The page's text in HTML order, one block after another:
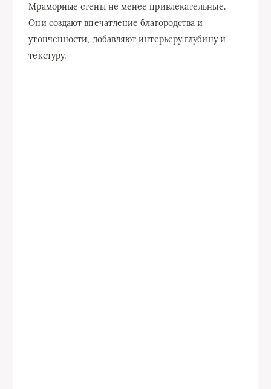
Мраморные стены не менее привлекательные.
Они создают впечатление благородства и
утонченности, добавляют интерьеру глубину и
текстуру.